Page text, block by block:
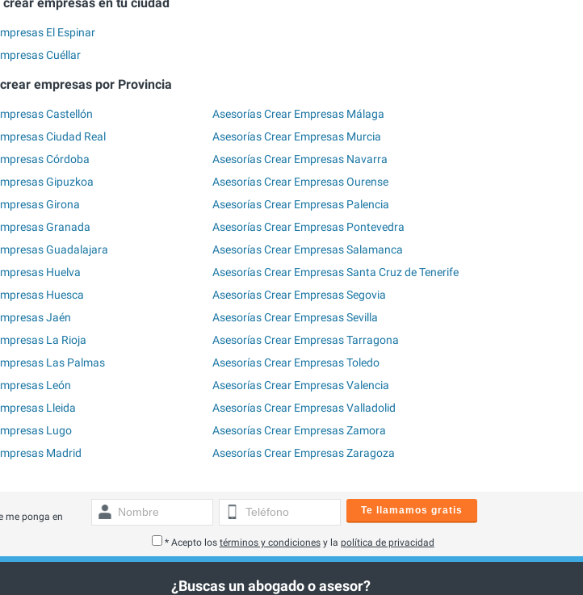
El Espinar
Cuéllar
empresas por Provincia
Castellón
Ciudad Real
Córdoba
Gipuzkoa
Girona
Granada
Guadalajara
Huelva
Huesca
Jaén
La Rioja
Las Palmas
León
Lleida
Lugo
Madrid
Asesorías Crear Empresas Málaga
Asesorías Crear Empresas Murcia
Asesorías Crear Empresas Navarra
Asesorías Crear Empresas Ourense
Asesorías Crear Empresas Palencia
Asesorías Crear Empresas Pontevedra
Asesorías Crear Empresas Salamanca
Asesorías Crear Empresas Santa Cruz de Tenerife
Asesorías Crear Empresas Segovia
Asesorías Crear Empresas Sevilla
Asesorías Crear Empresas Tarragona
Asesorías Crear Empresas Toledo
Asesorías Crear Empresas Valencia
Asesorías Crear Empresas Valladolid
Asesorías Crear Empresas Zamora
Asesorías Crear Empresas Zaragoza
me ponga en
Te llamamos gratis
* Acepto los términos y condicionesy la política de privacidad
¿Buscas un abogado o asesor?